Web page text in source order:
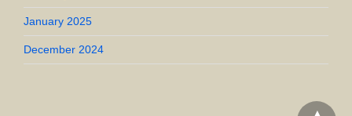
January 2025
December 2024